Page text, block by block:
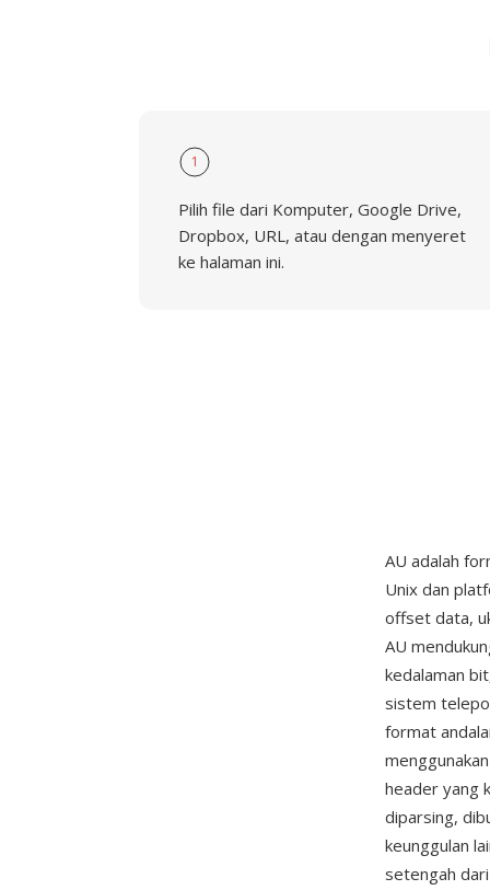
1
Pilih file dari Komputer, Google Drive,
Dropbox, URL, atau dengan menyeret
ke halaman ini.
AU adalah
Unix dan
offset data,
AU
kedalaman
sistem
format
header yang
diparsing,
keunggulan
setengah